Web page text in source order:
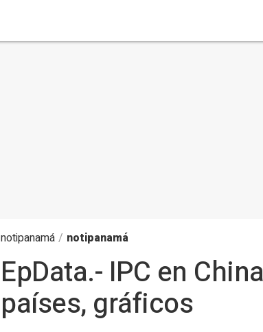
notipanamá / notipanamá
EpData.- IPC en
países, gráficos